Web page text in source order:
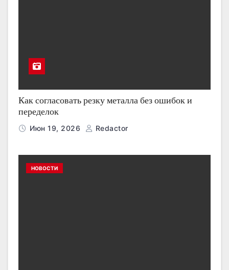
Как согласовать резку металла без ошибок и
переделок
Июн 19, 2026 Redactor
НОВОСТИ